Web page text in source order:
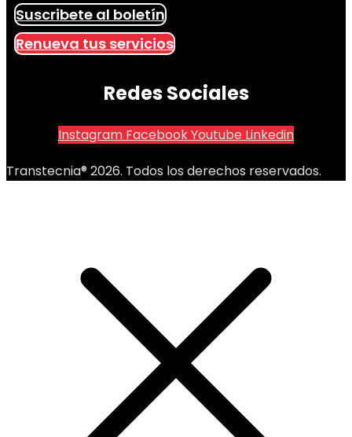
Suscribete al boletín
Renueva tus servicios
Redes Sociales
Instagram FacebookYoutube Linkedin
Transtecnia® 2026. Todos los derechos reservados.